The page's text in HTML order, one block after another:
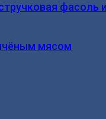
фасоль
мясом